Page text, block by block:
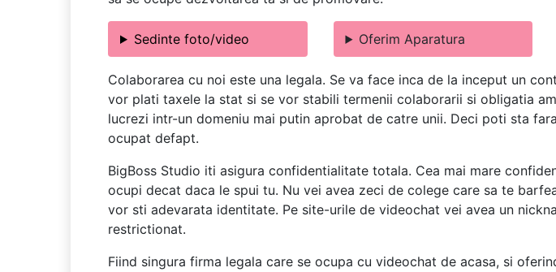
Sedinte foto/video Oferim Aparatura
Colaborarea cu noi este una legala. Se va face inca de la inceput un
vor plati taxele la stat si se vor stabili termenii colaborarii si obligatia
lucrezi intr-un domeniu mai putin aprobat de catre unii. Deci poti sta
ocupat defapt.
BigBoss Studio iti asigura confidentialitate totala. Cea mai mare
ocupi decat daca le spui tu. Nu vei avea zeci de colege care sa te
vor sti adevarata identitate. Pe site-urile de videochat vei avea un
restrictionat.
Fiind singura firma legala care se ocupa cu videochat de acasa, si